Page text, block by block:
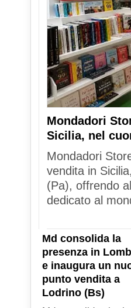
Mondadori
Sicilia, nel
Mondadori
vendita in
(Pa), offrendo
dedicato al
Md consolida la
presenza in
e inaugura un
punto vendita a
Lodrino (Bs)